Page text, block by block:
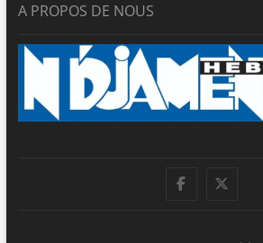
A PROPOS DE NOUS
facebook